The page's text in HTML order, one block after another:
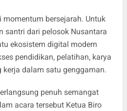
momentum bersejarah. Untuk
santri dari pelosok Nusantara
ekosistem digital modern
pendidikan, pelatihan, karya
kerja dalam satu genggaman.
penuh semangat
acara tersebut Ketua Biro